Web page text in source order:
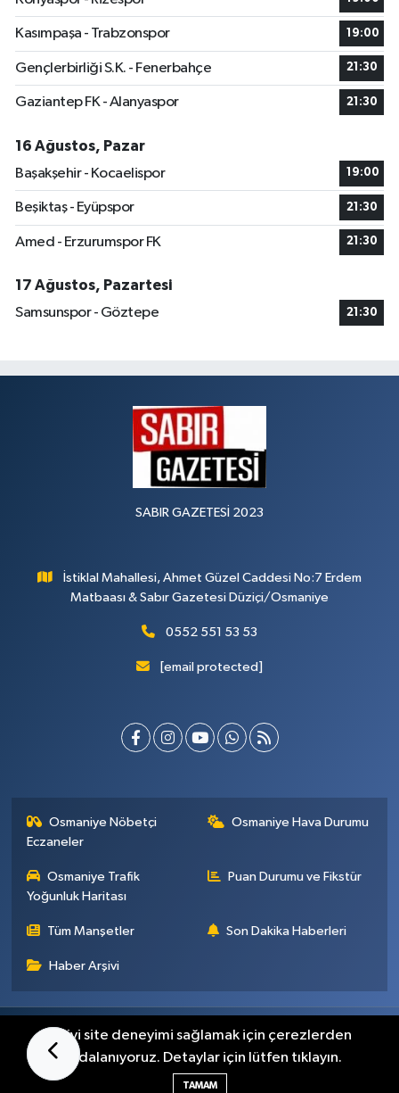
Kasımpaşa - Trabzonspor 19:00
Gençlerbirliği S.K. - Fenerbahçe 21:30
Gaziantep FK - Alanyaspor 21:30
16 Ağustos, Pazar
Başakşehir - Kocaelispor
19:00
Beşiktaş - Eyüpspor 21:30
Amed - Erzurumspor FK 21:30
17 Ağustos, Pazartesi
Samsunspor - Göztepe
21:30
SABIR GAZETESİ 2023
İstiklal Mahallesi, Ahmet Güzel Caddesi No:7 Erdem
Matbaası & Sabır Gazetesi Düziçi/Osmaniye
0552 551 53 53
[email protected]
Osmaniye Nöbetçi
Eczaneler
Osmaniye Hava Durumu
Osmaniye Trafik
Yoğunluk Haritası
Puan Durumu ve Fikstür
Tüm Manşetler Son Dakika Haberleri
Haber Arşivi
Künye İletişim Gizlilik Sözleşmesi
Haber Yazılımı:
En iyi site deneyimi sağlamak için çerezlerden
faydalanıyoruz. Detaylar için lütfen tıklayın.
TAMAM